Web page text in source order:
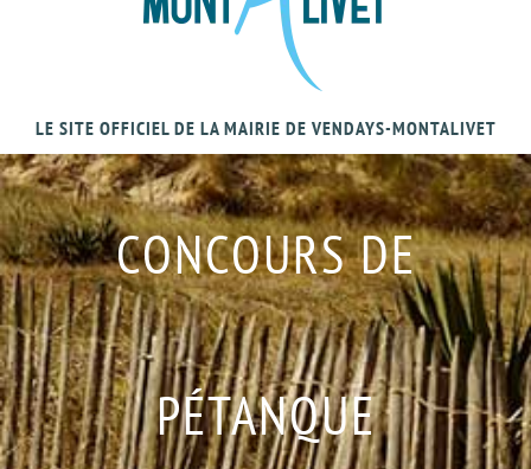
LE SITE OFFICIEL DE LA MAIRIE DE VENDAYS-MONTALIVET
CONCOURS DE
PÉTANQUE